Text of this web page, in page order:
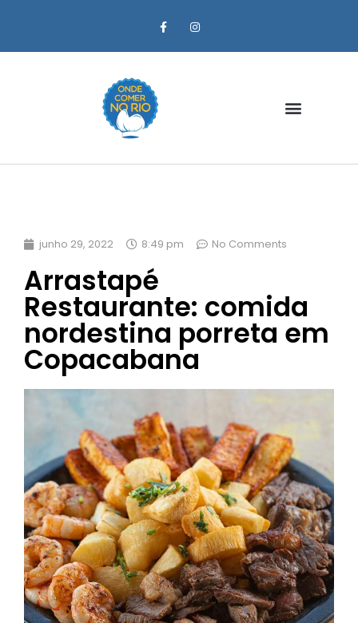
junho 29, 2022 8:49 pm No Comments
Arrastapé
Restaurante: comida
nordestina porreta em
Copacabana